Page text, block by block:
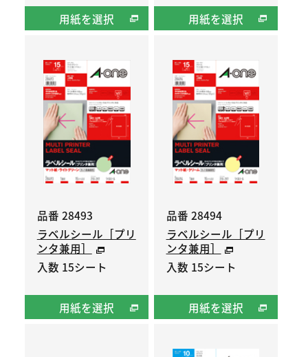
用紙を選択 用紙を選択
品番 28493
ラベルシール［プリ
ンタ兼用］
入数 15シート
用紙を選択
品番 28494
ラベルシール［プリ
ンタ兼用］
入数 15シート
用紙を選択